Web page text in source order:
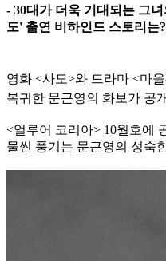
- 30대가 더욱 기대되는 그
도' 출연 비하인드 스토리는
영화 <사도>와 드라마 <마
복귀한 문근영의 화보가 공
<얼루어 코리아> 10월호에
물씬 풍기는 문근영의 성숙